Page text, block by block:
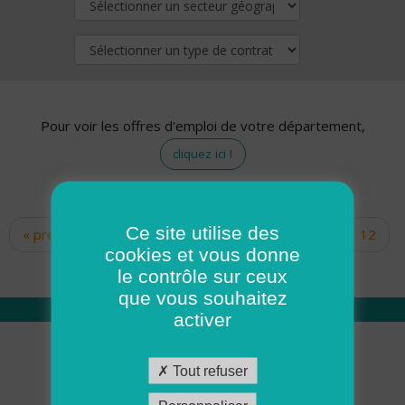
Pour voir les offres d'emploi de votre département,
cliquez ici !
Pages
« premier ‹ précédent … 10
12
14 15 16 17
Qui sommes nous
Académie ADMR
Ce site utilise des
cookies et vous donne
le contrôle sur ceux
que vous souhaitez
activer
Tout refuser